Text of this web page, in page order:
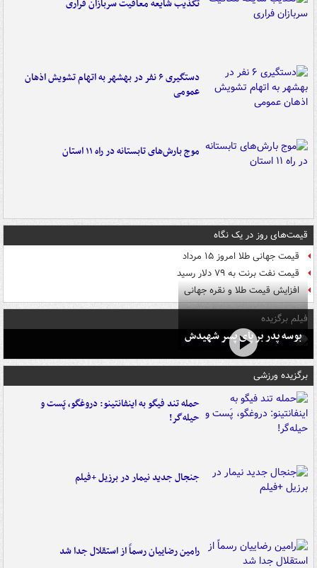
تکذیب شایعه معافیت سربازان فراری
دستگیری ۶ نفر در بهشهر به اتهام تشویش اذهان
عمومی
موج بارش‌های تابستانه در راه ۱۱ استان
قیمت‌های روز در یک نگاه
قیمت جهانی طلا امروز ۱۵ مرداد
قیمت نفت برنت به ۷۹ دلار رسید
افزایش قیمت طلا و نقره جهانی
فیلم برگزیده
بوسه‌ پدر بر پای پسر شهیدش
برگزیده ورزشی
حمله تند فیگو به اینفانتینو: دروغگو، پَست‌ و
حیله‌گر!
جنجال جدید نیمار در برزیل +فیلم
رامین رضاییان رسماً از استقلال جدا شد